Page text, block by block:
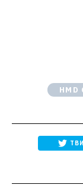
HMD